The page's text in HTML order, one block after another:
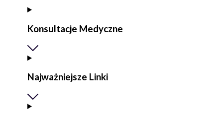
Konsultacje Medyczne
Najważniejsze Linki